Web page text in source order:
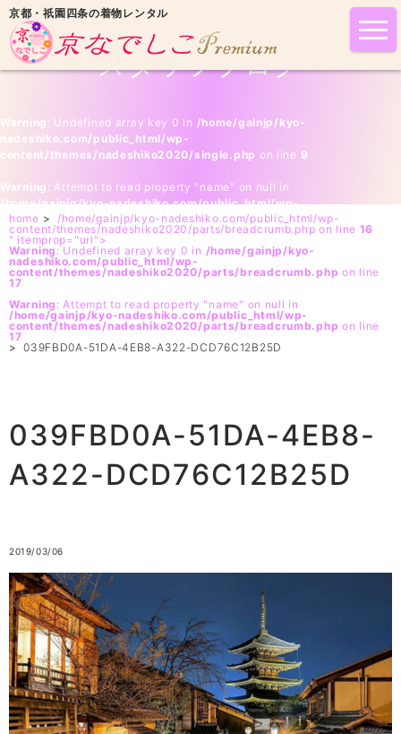
京都・祇園四条の着物レンタル
スタッフブログ
Warning : Undefined array key 0 in /home/gainjp/kyo-
nadeshiko.com/public_html/wp-
content/themes/nadeshiko2020/single.php on line 9
Warning : Attempt to read property "name" on null in
/home/gainjp/kyo-nadeshiko.com/public_html/wp-
content/themes/nadeshiko2020/single.phpon line9
home > /home/gainjp/kyo-nadeshiko.com/public_html/wp-
content/themes/nadeshiko2020/parts/breadcrumb.php on line 16
" itemprop="url">
Warning : Undefined array key 0 in /home/gainjp/kyo-
nadeshiko.com/public_html/wp-
content/themes/nadeshiko2020/parts/breadcrumb.php on line
17
Warning : Attempt to read property "name" on null in
/home/gainjp/kyo-nadeshiko.com/public_html/wp-
content/themes/nadeshiko2020/parts/breadcrumb.php on line
17
>039FBD0A-51DA-4EB8-A322-DCD76C12B25D
039FBD0A-51DA-4EB8-
A322-DCD76C12B25D
2019/03/06